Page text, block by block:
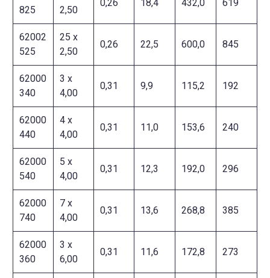
825
2,50
0,26 18,4 432,0 619
62002
525
25 x
2,50
0,26 22,5 600,0 845
62000
340
3 x
4,00
0,31 9,9 115,2 192
62000
440
4 x
4,00
0,31 11,0 153,6 240
62000
540
5 x
4,00
0,31 12,3 192,0 296
62000
740
7 x
4,00
0,31 13,6 268,8 385
62000
360
3 x
6,00
0,31 11,6 172,8 273